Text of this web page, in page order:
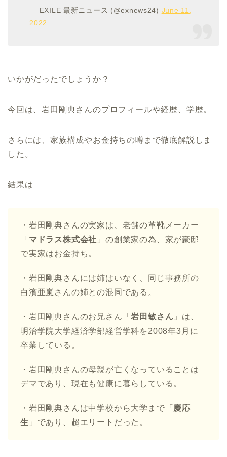
— EXILE 最新ニュース (@exnews24) June 11,
2022
いかがだったでしょうか？
今回は、岩田剛典さんのプロフィールや経歴、学歴。
さらには、家族構成やお金持ちの噂まで徹底解説しま
した。
結果は
・岩田剛典さんの実家は、老舗の革靴メーカー
「 マドラス株式会社 」の創業家の為、家が豪邸
で実家はお金持ち。
・岩田剛典さんには姉はいなく、同じ事務所の
白濱亜嵐さんの姉との混同である。
・岩田剛典さんのお兄さん「岩田敏さん 」は、
明治学院大学経済学部経営学科を2008年3月に
卒業している。
・岩田剛典さんの母親が亡くなっていることは
デマであり、現在も健康に暮らしている。
・岩田剛典さんは中学校から大学まで「 慶応
生 」であり、超エリートだった。